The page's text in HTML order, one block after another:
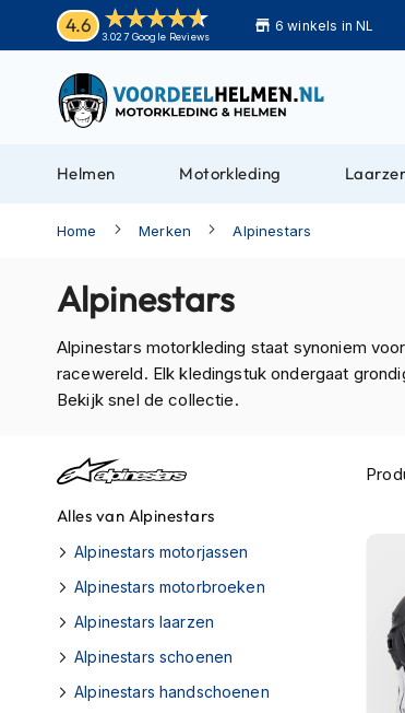
4.6
3.027 Google Reviews
6 winkels in NL
Helmen
Motorhelmen
helmen
Bluetooth
helmen
Helmen
met
zonnevizier
Pilotenhelmen
helmen
Race
helmen
Stille
motorhelmen
Helmen Motorkleding
Home Merken Alpinestars
Alpinestars
Alpinestars motorkleding staat synoniem
racewereld. Elk kledingstuk ondergaat
Bekijk snel de collectie.
Alles van Alpinestars
Alpinestars motorjassen
Alpinestars motorbroeken
Alpinestars laarzen
Alpinestars schoenen
Alpinestars handschoenen